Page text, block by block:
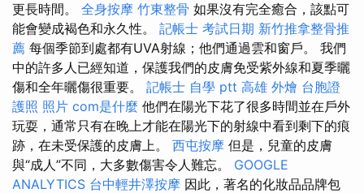
更長時間。 全身按摩 竹東整骨 如果沒有完全癒合，該點可
能會變成褐色和永久性。 記帳士 考試日期 新竹推拿整骨推
薦 每個季節到處都有UVA射線；他們通過雲和窗戶。 我們
中的許多人已經知道，保護我們的皮膚免受紫外線和夏季曬
傷和全年曬傷很重要。 記帳士 自學 ptt 高雄 外燴 台胞證
護照 照片 com是什麼 他們在陽光下花了很多時間並在戶外
玩耍，通常只有在晚上才能在陽光下的射線中看到剩下的痕
跡，在未受保護的皮膚上。 西屯按摩 但是，兒童的皮膚
與“成人”不同，大多數傷害令人難忘。 GOOGLE
ANALYTICS 台中輕井澤按摩 因此，著名的化妝品品牌包